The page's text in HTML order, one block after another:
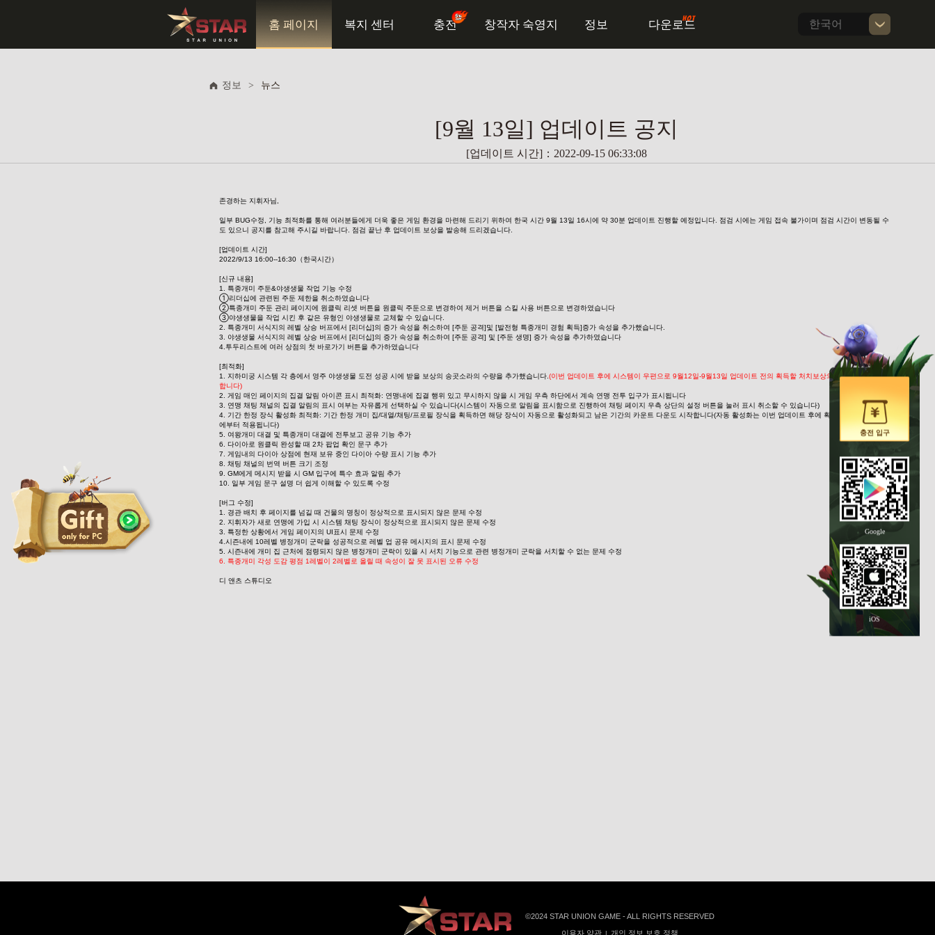
홈 페이지 복지 센터 충전 창작자 숙영지 정보 다운로드 한국어
정보 > 뉴스
[9월 13일] 업데이트 공지
[업데이트 시간]：2022-09-15 06:33:08
존경하는 지휘자님,
일부 BUG수정, 기능 최적화를 통해 여러분들에게 더욱 좋은 게임 환경을 마련해 드리기 위하여 한국 시간 9월 13일 16시에 약 30분 업데이트 진행할 예정입니다. 점검 시에는 게임 접속 불가이며 점검 시간이 변동될 수
도 있으니 공지를 참고해 주시길 바랍니다. 점검 끝난 후 업데이트 보상을 발송해 드리겠습니다.
[업데이트 시간]
2022/9/13 16:00--16:30（한국시간）
[신규 내용]
1. 특종개미 주둔&야생생물 작업 기능 수정
①리더십에 관련된 주둔 제한을 취소하였습니다
②특종개미 주둔 관리 페이지에 원클릭 리셋 버튼을 원클릭 주둔으로 변경하여 제거 버튼을 스킬 사용 버튼으로 변경하였습니다
③야생생물을 작업 시킨 후 같은 유형인 야생생물로 교체할 수 있습니다.
2. 특종개미 서식지의 레벨 상승 버프에서 [리더십]의 증가 속성을 취소하여 [주둔 공격]및 [발전형 특종개미 경험 획득]증가 속성을 추가했습니다.
3. 야생생물 서식지의 레벨 상승 버프에서 [리더십]의 증가 속성을 취소하여 [주둔 공격] 및 [주둔 생명] 증가 속성을 추가하였습니다
4.투두리스트에 여러 상점의 첫 바로가기 버튼을 추가하였습니다
[최적화]
1. 지하미궁 시스템 각 층에서 영주 야생생물 도전 성공 시에 받을 보상의 송곳소라의 수량을 추가했습니다. (이번 업데이트 후에 시스템이 우편으로 9월12일-9월13일 업데이트 전의 획득할 처치보상의 차액을 보충 지급
합니다)
2. 게임 매인 페이지의 집결 알림 아이콘 표시 최적화: 연맹내에 집결 행위 있고 무시하지 않을 시 게임 우측 하단에서 계속 연맹 전투 입구가 표시됩니다
3. 연맹 채팅 채널의 집결 알림의 표시 여부는 자유롭게 선택하실 수 있습니다(시스템이 자동으로 알림을 표시함으로 진행하여 채팅 페이지 우측 상단의 설정 버튼을 눌러 표시 취소할 수 있습니다)
4. 기간 한정 장식 활성화 최적화: 기간 한정 개미 집/대열/채팅/프로필 장식을 획득하면 해당 장식이 자동으로 활성화되고 남은 기간의 카운트 다운도 시작합니다(자동 활성화는 이번 업데이트 후에 획득한 기간 한정 장식
에부터 적용됩니다)
5. 여왕개미 대결 및 특종개미 대결에 전투보고 공유 기능 추가
6. 다이아로 원클릭 완성할 때 2차 팝업 확인 문구 추가
7. 게임내의 다이아 상점에 현재 보유 중인 다이아 수량 표시 기능 추가
8. 채팅 채널의 번역 버튼 크기 조정
9. GM에게 메시지 받을 시 GM 입구에 특수 효과 알림 추가
10. 일부 게임 문구 설명 더 쉽게 이해할 수 있도록 수정
[버그 수정]
1. 경관 배치 후 페이지를 넘길 때 건물의 명칭이 정상적으로 표시되지 않은 문제 수정
2. 지휘자가 새로 연맹에 가입 시 시스템 채팅 장식이 정상적으로 표시되지 않은 문제 수정
3. 특정한 상황에서 게임 페이지의 UI표시 문제 수정
4.시즌내에 10레벨 병정개미 군락을 성공적으로 레벨 업 공유 메시지의 표시 문제 수정
5. 시즌내에 개미 집 근처에 점령되지 않은 병정개미 군락이 있을 시 서치 기능으로 관련 병정개미 군락을 서치할 수 없는 문제 수정
6. 특종개미 각성 도감 평점 1레벨이 2레벨로 올릴 때 속성이 잘 못 표시된 오류 수정
디 앤츠 스튜디오
충전 입구
Google
iOS
©️2024 STAR UNION GAME - ALL RIGHTS RESERVED
이용자 약관 | 개인 정보 보호 정책